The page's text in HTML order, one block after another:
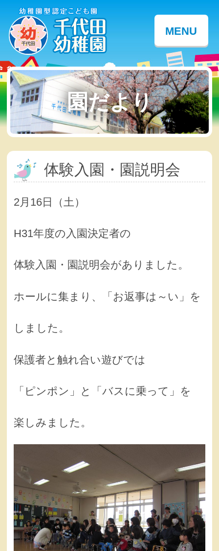
MENU
園だより
体験入園・園説明会
2月16日（土）
H31年度の入園決定者の
体験入園・園説明会がありました。
ホールに集まり、「お返事は～い」を
しました。
保護者と触れ合い遊びでは
「ピンポン」と「バスに乗って」を
楽しみました。